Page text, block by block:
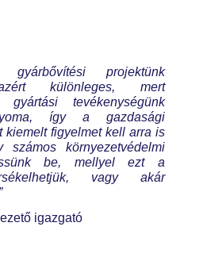
gyárbővítési projektünk
különleges, mert
tevékenységünk
így a gazdasági
kiemelt figyelmet kell arra is
számos környezetvédelmi
be, mellyel ezt a
vagy akár
igazgató